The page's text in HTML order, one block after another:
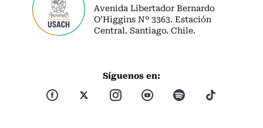
Avenida Libertador Bernardo
O’Higgins Nº 3363. Estación
Central. Santiago. Chile.
Síguenos en: